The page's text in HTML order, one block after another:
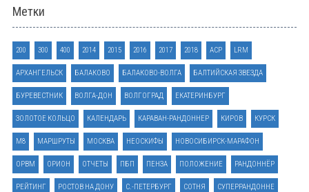
Метки
200 300 400 2014 2015 2016 2017 2018 ACP LRM
АРХАНГЕЛЬСК БАЛАКОВО БАЛАКОВО-ВОЛГА БАЛТИЙСКАЯ ЗВЕЗДА
БУРЕВЕСТНИК ВОЛГА-ДОН ВОЛГОГРАД ЕКАТЕРИНБУРГ
ЗОЛОТОЕ КОЛЬЦО КАЛЕНДАРЬ КАРАВАН-РАНДОННЕР КИРОВ КУРСК
М8 МАРШРУТЫ МОСКВА НЕОСКИФЫ НОВОСИБИРСК-МАРАФОН
ОРВМ ОРИОН ОТЧЕТЫ ПБП ПЕНЗА ПОЛОЖЕНИЕ РАНДОННЁР
РЕЙТИНГ РОСТОВ НА ДОНУ С.-ПЕТЕРБУРГ СОТНЯ СУПЕРРАНДОННЕ